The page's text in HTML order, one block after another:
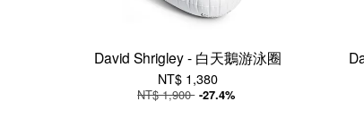
David Shrigley - 白天鵝游泳圈
NT$ 1,380
NT$ 1,900 -27.4%